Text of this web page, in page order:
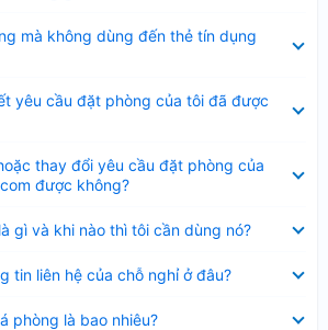
mà không dùng đến thẻ tín dụng
yêu cầu đặt phòng của tôi đã được
thay đổi yêu cầu đặt phòng của
được không?
gì và khi nào thì tôi cần dùng nó?
tin liên hệ của chỗ nghỉ ở đâu?
phòng là bao nhiêu?